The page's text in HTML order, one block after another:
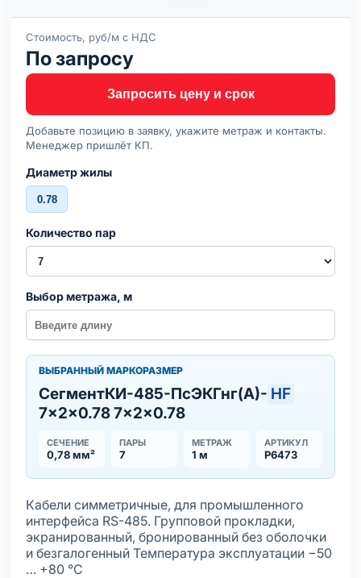
Стоимость, руб/м с НДС
По запросу
Запросить цену и срок
Добавьте позицию в заявку, укажите метраж и контакты.
Менеджер пришлёт КП.
Диаметр жилы
0.78
Количество пар
Выбор метража, м
ВЫБРАННЫЙ МАРКОРАЗМЕР
СегментКИ-485-ПсЭКГнг(А)- HF
7×2×0.78 7×2×0.78
СЕЧЕНИЕ
0,78 мм²
ПАРЫ
7
МЕТРАЖ
1 м
АРТИКУЛ
Р6473
Кабели симметричные, для промышленного
интерфейса RS-485. Групповой прокладки,
экранированный, бронированный без оболочки
и безгалогенный Температура эксплуатации −50
… +80 °С